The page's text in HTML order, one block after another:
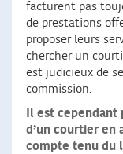
facturent pas
de prestations
proposer leurs
chercher un
est judicieux de
commission.
Il est
d’un courtier en
compte tenu du